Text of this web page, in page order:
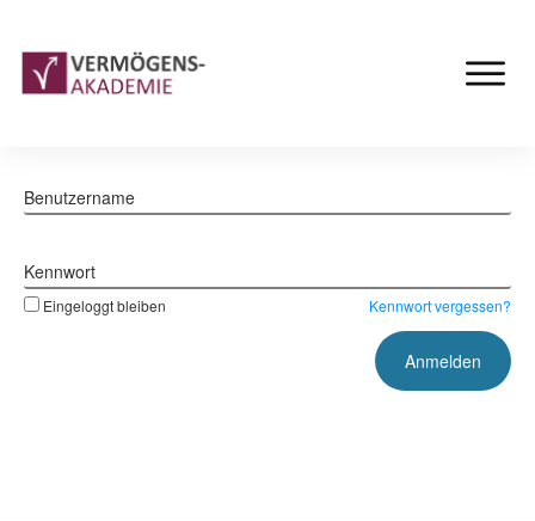
Benutzername
Kennwort
Eingeloggt bleiben Kennwort vergessen?